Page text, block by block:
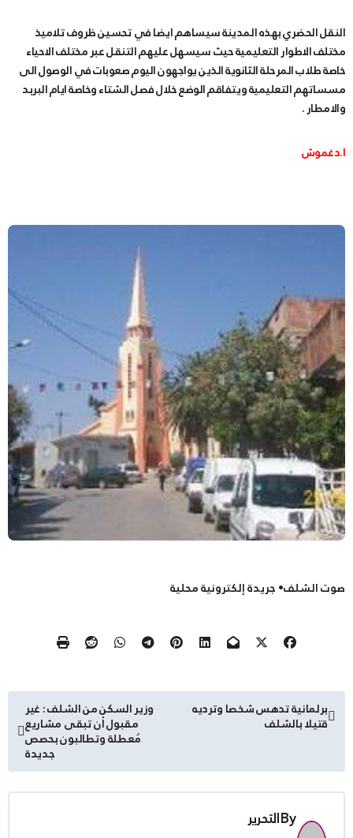
النقل الحضري بهذه المدينة سيساهم ايضا في تحسين ظروف تلاميذ
مختلف الاطوار التعليمية حيث سيسهل عليهم التنقل عبر مختلف الاحياء
خاصة طلاب المرحلة الثانوية الذين يواجهون اليوم صعوبات في الوصول الى
مسساتهم التعليمية ويتفاقم الوضع خلال فصل الشتاء وخاصة ايام البربد
والامطار .
ا.دغموش
صوت الشلف• جريدة إلكترونية محلية
تصفّح
المقالات
برلمانية تدهس شخصا وترديه
قتيلا بالشلف
وزير السكن من الشلف : غير
مقبول أن تبقى مشاريع
مُعطلة وتطالبون بحصص
جديدة
Byالتحرير